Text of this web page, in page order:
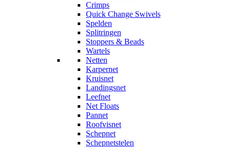
Crimps
Quick Change Swivels
Spelden
Splitringen
Stoppers & Beads
Wartels
Netten
Karpernet
Kruisnet
Landingsnet
Leefnet
Net Floats
Pannet
Roofvisnet
Schepnet
Schepnetstelen